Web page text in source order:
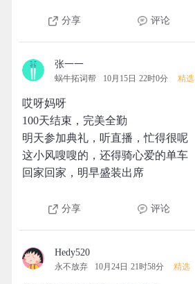
分享 评论
张一一
蜗牛拓词帮 10月15日 22时0分 精选
哎呀妈呀
100天结束，完美全勤
明天参加典礼，听直播，忙得很呢
这小风嗖嗖的，还得骑心爱的单车
回家回家，明早盛装出席
分享 评论
Hedy520
永不放弃 10月24日 21时58分 精选